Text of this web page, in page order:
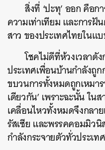
สิ่งที่ ‘ปะทุ’ ออก คือก
ความเท่าเทียม และการ
สาว ของประเทศไทยในแ
โชคไม่ดีที่ห้วงเวลาดั
ประเทศเพื่อนบ้านกำลัง
ขบวนการทั้งหมดถูกเหมาร
เดียวกัน’ เพราะฉะนั้น ใน
เคลื่อนไหวทั้งหมดจึงกลา
รัสเซีย และพรรคคอมมิว
กำลังกระจายตัวทั่วประเทศ